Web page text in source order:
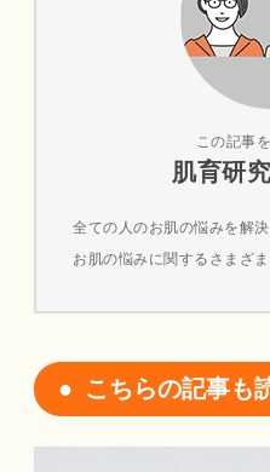
この記事
肌育研
全ての人のお肌の悩みを解
お肌の悩みに関するさまざ
こちらの記事も